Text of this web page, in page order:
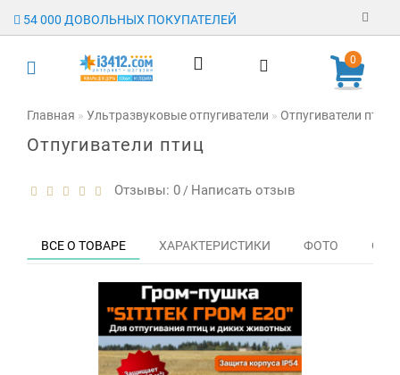
54 000 ДОВОЛЬНЫХ ПОКУПАТЕЛЕЙ
Регистрация
Заявка на
опт
0
Главная Ультразвуковые отпугиватели Отпугиватели птиц
Отпугиватели птиц
Отзывы: 0 / Написать отзыв
ВСЕ О ТОВАРЕ ХАРАКТЕРИСТИКИ ФОТО